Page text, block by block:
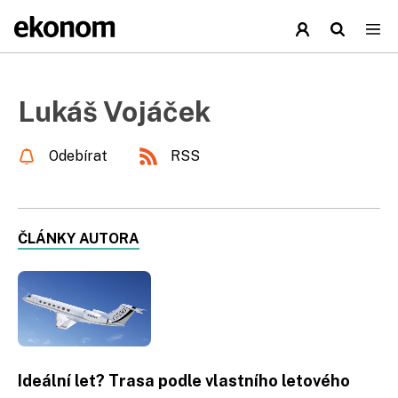
Lukáš Vojáček
Odebírat RSS
ČLÁNKY AUTORA
Ideální let? Trasa podle vlastního letového